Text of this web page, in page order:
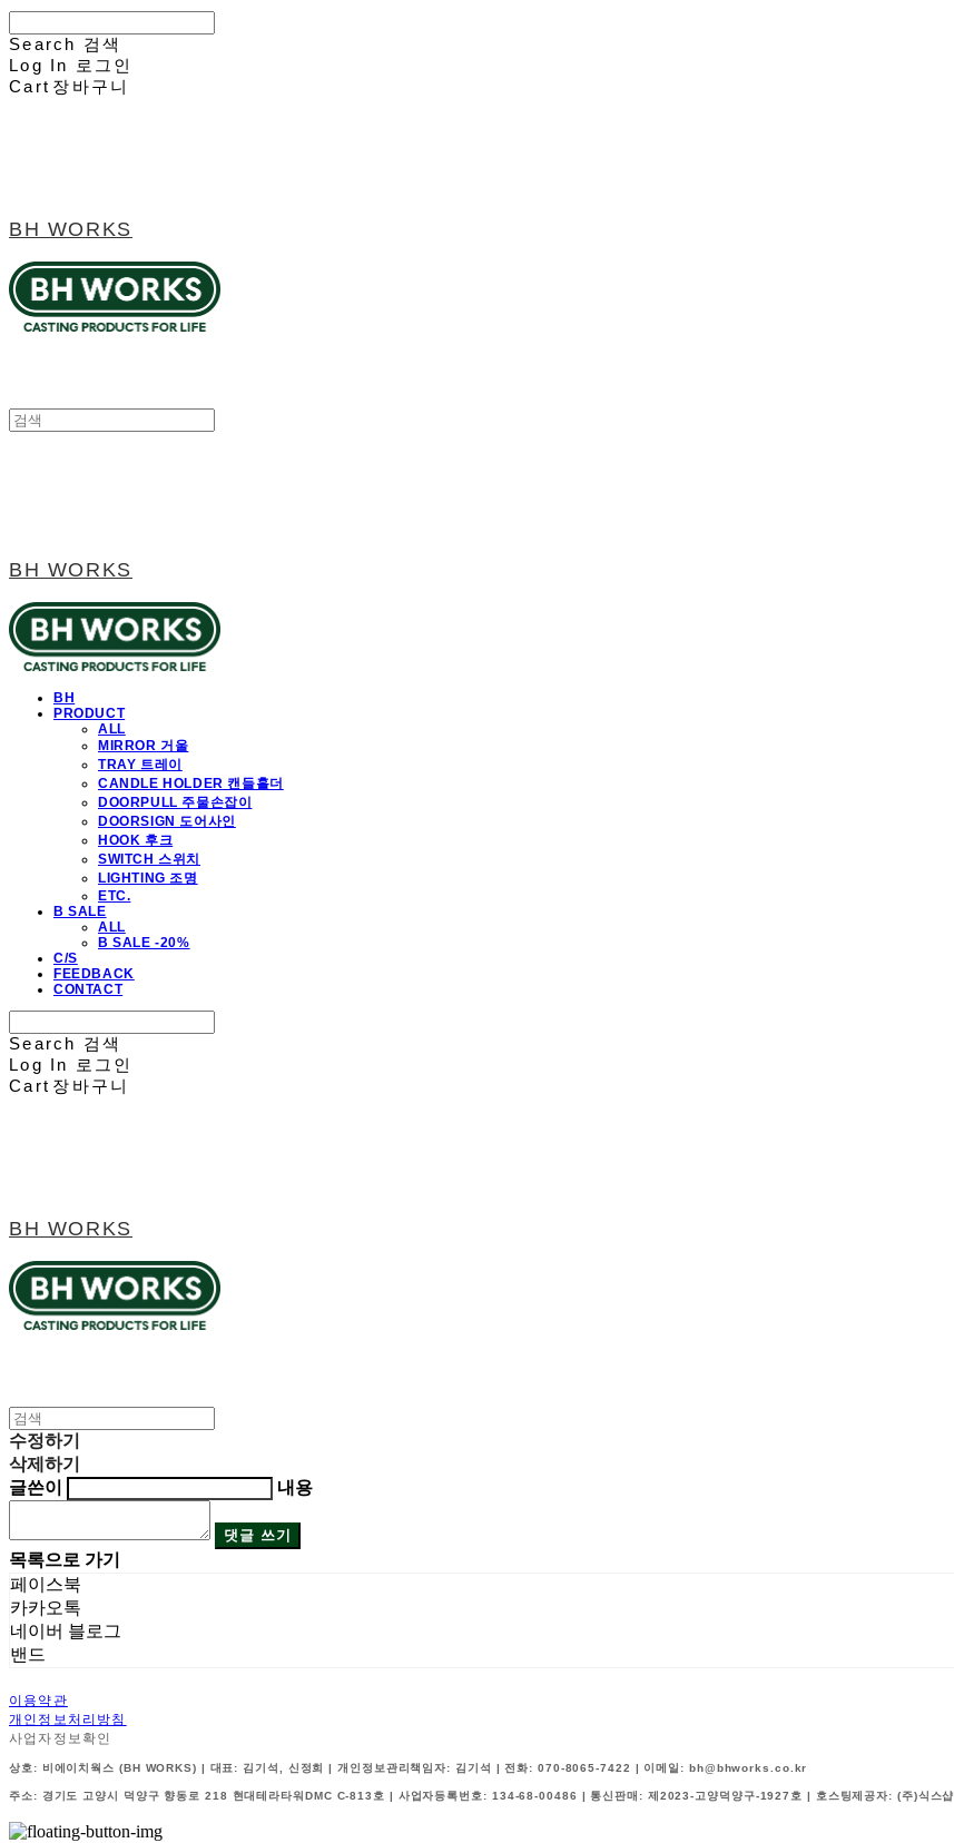
Search 검색
Log In
로그인
Cart 장바구니
BH WORKS
BH WORKS
BH
PRODUCT
ALL
MIRROR 거울
TRAY 트레이
CANDLE HOLDER 캔들홀더
DOORPULL 주물손잡이
DOORSIGN 도어사인
HOOK 후크
SWITCH 스위치
LIGHTING 조명
ETC.
B SALE
ALL
B SALE -20%
C/S
FEEDBACK
CONTACT
Search 검색
Log In
로그인
Cart 장바구니
BH WORKS
수정하기
삭제하기
글쓴이
내용
댓글 쓰기
목록으로 가기
페이스북
카카오톡
네이버 블로그
밴드
이용약관
개인정보처리방침
사업자정보확인
상호: 비에이치웍스 (BH WORKS) | 대표: 김기석, 신정희 | 개인정보관리책임자: 김기석 | 전화: 070-8065-7422 | 이메일: bh@bhworks.co.kr
주소: 경기도 고양시 덕양구 향동로 218 현대테라타워DMC C-813호 | 사업자등록번호: 134-68-00486 | 통신판매: 제2023-고양덕양구-1927호 | 호스팅제공자: (주)식스샵